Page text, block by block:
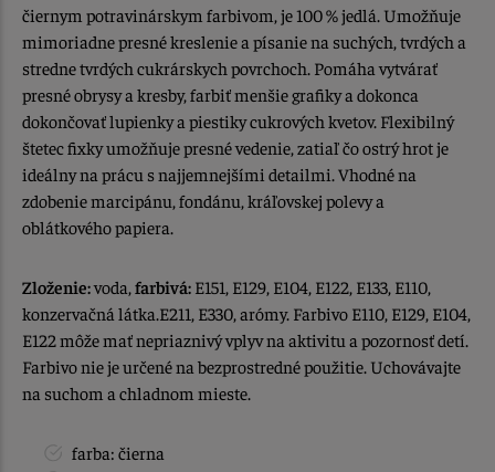
čiernym potravinárskym farbivom, je 100 % jedlá. Umožňuje
mimoriadne presné kreslenie a písanie na suchých, tvrdých a
stredne tvrdých cukrárskych povrchoch. Pomáha vytvárať
presné obrysy a kresby, farbiť menšie grafiky a dokonca
dokončovať lupienky a piestiky cukrových kvetov. Flexibilný
štetec fixky umožňuje presné vedenie, zatiaľ čo ostrý hrot je
ideálny na prácu s najjemnejšími detailmi. Vhodné na
zdobenie marcipánu, fondánu, kráľovskej polevy a
oblátkového papiera.
Zloženie:voda, farbivá: E151, E129, E104, E122, E133, E110,
konzervačná látka.E211, E330, arómy. Farbivo E110, E129, E104,
E122 môže mať nepriaznivý vplyv na aktivitu a pozornosť detí.
Farbivo nie je určené na bezprostredné použitie. Uchovávajte
na suchom a chladnom mieste.
farba: čierna